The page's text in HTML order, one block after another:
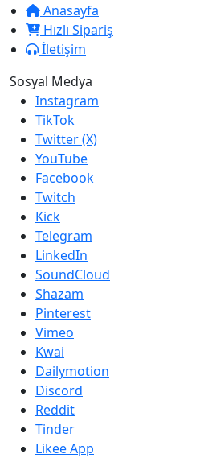
Anasayfa
Hızlı Sipariş
İletişim
Sosyal Medya
Instagram
TikTok
Twitter (X)
YouTube
Facebook
Twitch
Kick
Telegram
LinkedIn
SoundCloud
Shazam
Pinterest
Vimeo
Kwai
Dailymotion
Discord
Reddit
Tinder
Likee App